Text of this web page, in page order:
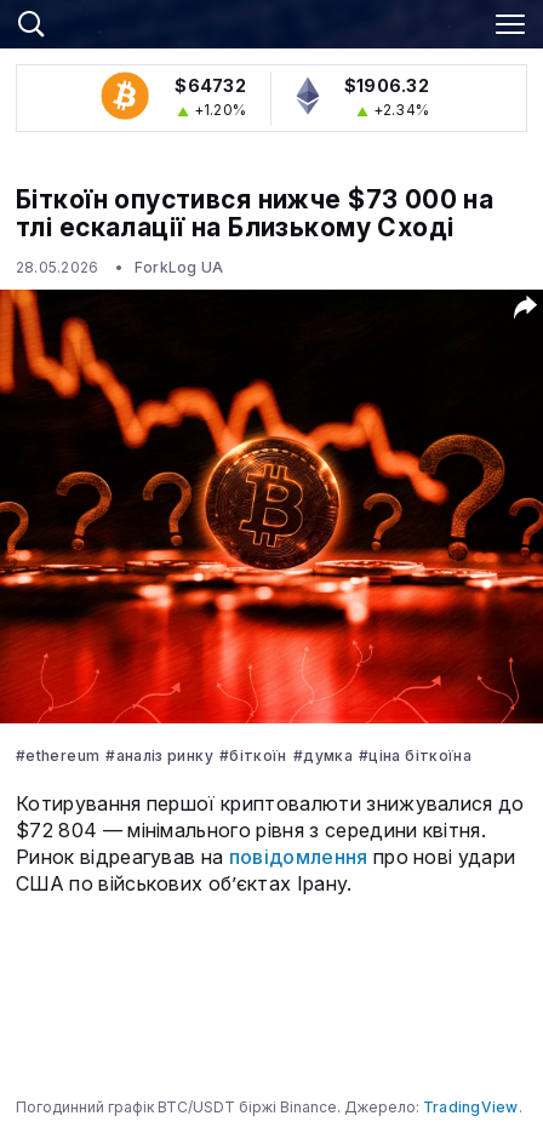
$64732
+1.20%
$1906.32
+2.34%
Біткоїн опустився нижче $73 000 на
тлі ескалації на Близькому Сході
28.05.2026 ForkLog UA
#ethereum #аналіз ринку #біткоїн #думка #ціна біткоїна
Котирування першої криптовалюти знижувалися до
$72 804 — мінімального рівня з середини квітня.
Ринок відреагував на повідомлення про нові удари
США по військових об’єктах Ірану.
Погодинний графік BTC/USDT біржі Binance. Джерело: TradingView.